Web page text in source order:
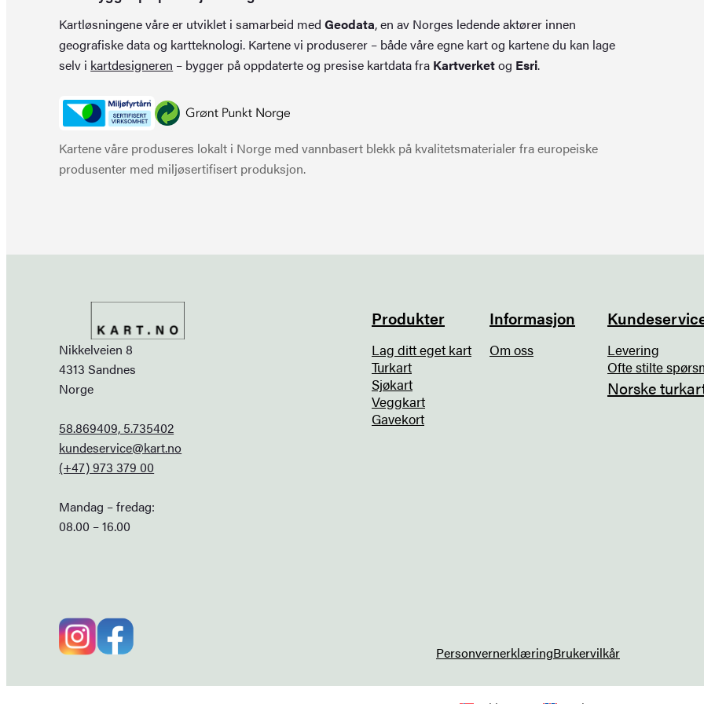
Kartløsningene våre er utviklet i samarbeid medGeodata, en av Norges ledende aktører innen
geografiske data og kartteknologi. Kartene vi produserer – både våre egne kart og kartene du kan lage
selv i kartdesigneren – bygger på oppdaterte og presise kartdata fra Kartverketog Esri.
Kartene våre produseres lokalt i Norge med vannbasert blekk på kvalitetsmaterialer fra europeiske
produsenter med miljøsertifisert produksjon.
Nikkelveien 8
4313 Sandnes
Norge
58.869409, 5.735402
kundeservice@kart.no
(+47) 973 379 00
Mandag – fredag:
08.00 – 16.00
Produkter
Lag ditt eget kart
Turkart
Sjøkart
Veggkart
Gavekort
Informasjon
Om oss
Levering
Ofte stilte
Norske
PersonvernerklæringBrukervilkår